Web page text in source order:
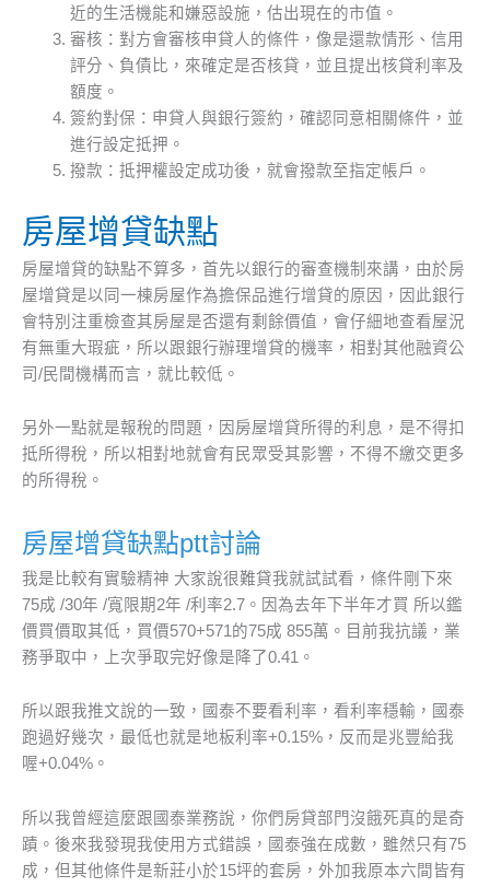
近的生活機能和嫌惡設施，估出現在的市值。
審核：對方會審核申貸人的條件，像是還款情形、信用
評分、負債比，來確定是否核貸，並且提出核貸利率及
額度。
簽約對保：申貸人與銀行簽約，確認同意相關條件，並
進行設定抵押。
撥款：抵押權設定成功後，就會撥款至指定帳戶。
房屋增貸缺點
房屋增貸的缺點不算多，首先以銀行的審查機制來講，由於房
屋增貸是以同一棟房屋作為擔保品進行增貸的原因，因此銀行
會特別注重檢查其房屋是否還有剩餘價值，會仔細地查看屋況
有無重大瑕疵，所以跟銀行辦理增貸的機率，相對其他融資公
司/民間機構而言，就比較低。
另外一點就是報稅的問題，因房屋增貸所得的利息，是不得扣
抵所得稅，所以相對地就會有民眾受其影響，不得不繳交更多
的所得稅。
房屋增貸缺點ptt討論
我是比較有實驗精神 大家說很難貸我就試試看，條件剛下來
75成 /30年 /寬限期2年 /利率2.7。因為去年下半年才買 所以鑑
價買價取其低，買價570+571的75成 855萬。目前我抗議，業
務爭取中，上次爭取完好像是降了0.41。
所以跟我推文說的一致，國泰不要看利率，看利率穩輸，國泰
跑過好幾次，最低也就是地板利率+0.15%，反而是兆豐給我
喔+0.04%。
所以我曾經這麼跟國泰業務說，你們房貸部門沒餓死真的是奇
蹟。後來我發現我使用方式錯誤，國泰強在成數，雖然只有75
成，但其他條件是新莊小於15坪的套房，外加我原本六間皆有